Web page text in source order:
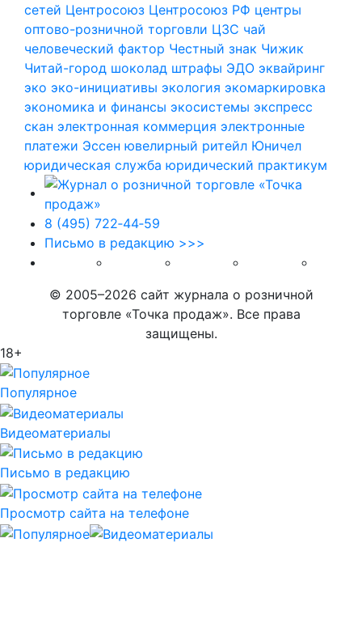
сетей Центросоюз Центросоюз РФ центры
оптово-розничной торговли ЦЗС чай
человеческий фактор Честный знак Чижик
Читай-город шоколад штрафы ЭДО эквайринг
эко эко-инициативы экология экомаркировка
экономика и финансы экосистемы экспресс
скан электронная коммерция электронные
платежи Эссен ювелирный ритейл Юничел
юридическая служба юридический практикум
8 (495) 722‑44‑59
Письмо в редакцию >>>
© 2005–2026 сайт журнала о розничной
торговле «Точка продаж». Все права
защищены.
18+
Популярное
Видеоматериалы
Письмо в редакцию
Просмотр сайта на телефоне